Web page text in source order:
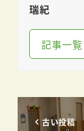
瑞紀
記事一覧
古い投稿